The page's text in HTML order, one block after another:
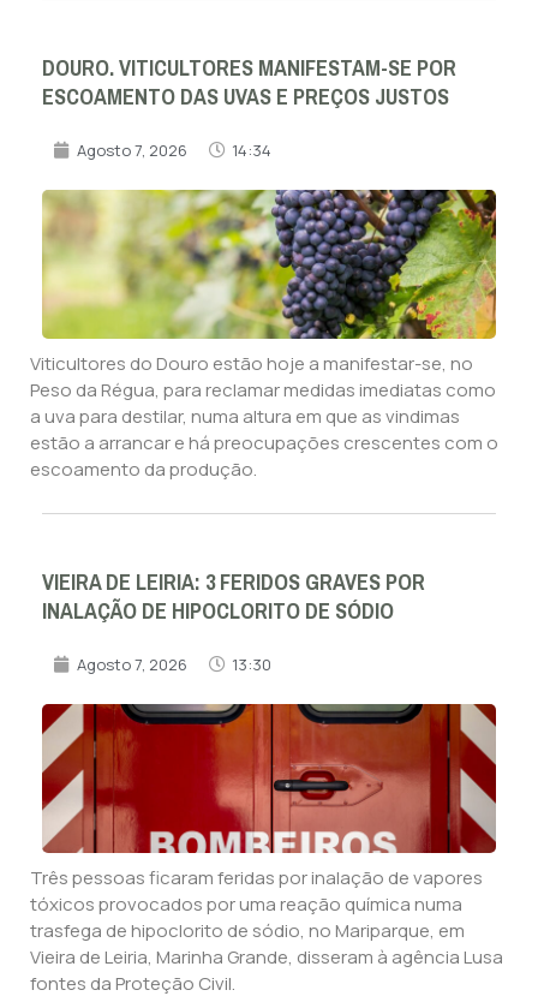
DOURO. VITICULTORES MANIFESTAM-SE POR
ESCOAMENTO DAS UVAS E PREÇOS JUSTOS
Agosto 7, 2026 14:34
Viticultores do Douro estão hoje a manifestar-se, no
Peso da Régua, para reclamar medidas imediatas como
a uva para destilar, numa altura em que as vindimas
estão a arrancar e há preocupações crescentes com o
escoamento da produção.
VIEIRA DE LEIRIA: 3 FERIDOS GRAVES POR
INALAÇÃO DE HIPOCLORITO DE SÓDIO
Agosto 7, 2026 13:30
Três pessoas ficaram feridas por inalação de vapores
tóxicos provocados por uma reação química numa
trasfega de hipoclorito de sódio, no Mariparque, em
Vieira de Leiria, Marinha Grande, disseram à agência Lusa
fontes da Proteção Civil.